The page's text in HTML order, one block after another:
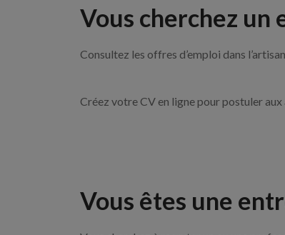
Vous cherchez un
Consultez les offres d’emploi dans
Créez votre CV en ligne pour postuler
Vous êtes une